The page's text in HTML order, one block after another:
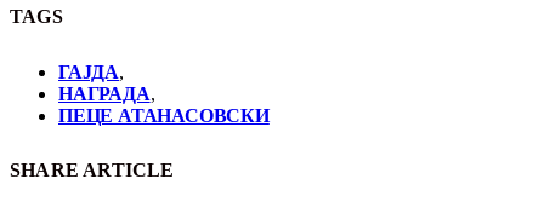
TAGS
ГАЈДА,
НАГРАДА,
ПЕЦЕ АТАНАСОВСКИ
SHARE ARTICLE